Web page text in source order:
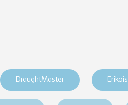
DraughtMaster